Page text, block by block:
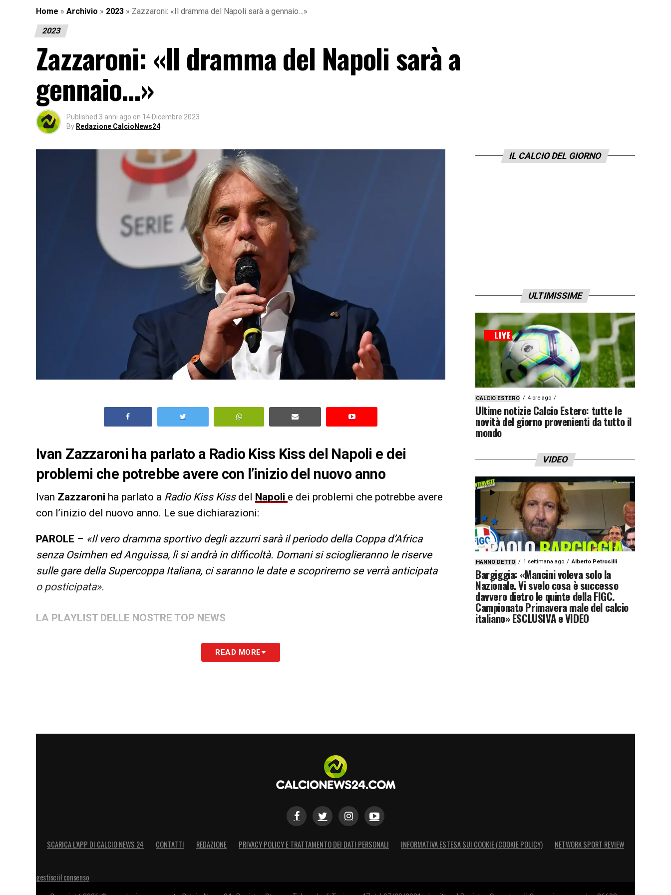
Home » Archivio » 2023 » Zazzaroni: «Il dramma del Napoli sarà a gennaio…»
2023
Zazzaroni: «Il dramma del Napoli sarà a
gennaio…»
Published 3 anni ago on 14 Dicembre 2023
By Redazione CalcioNews24
Ivan Zazzaroni ha parlato a Radio Kiss Kiss del Napoli e dei
problemi che potrebbe avere con l’inizio del nuovo anno
Ivan Zazzaroni ha parlato a Radio Kiss Kissdel Napoli e dei problemi che potrebbe avere
con l’inizio del nuovo anno. Le sue dichiarazioni:
PAROLE – «Il vero dramma sportivo degli azzurri sarà il periodo della Coppa d’Africa
senza Osimhen ed Anguissa, lì si andrà in difficoltà. Domani si scioglieranno le riserve
sulle gare della Supercoppa Italiana, ci saranno le date e scopriremo se verrà anticipata
o posticipata».
LA PLAYLIST DELLE NOSTRE TOP NEWS
READ MORE
IL CALCIO DEL GIORNO
ULTIMISSIME
CALCIO ESTERO 4 ore ago
Ultime notizie Calcio Estero: tutte le
novità del giorno provenienti da tutto il
mondo
VIDEO
HANNO DETTO 1 settimana ago Alberto Petrosilli
Bargiggia: «Mancini voleva solo la
Nazionale. Vi svelo cosa è successo
davvero dietro le quinte della FIGC.
Campionato Primavera male del calcio
italiano» ESCLUSIVA e VIDEO
SCARICA L’APP DI CALCIO NEWS 24 CONTATTI REDAZIONE PRIVACY POLICY E TRATTAMENTO DEI DATI PERSONALI INFORMATIVA ESTESA SUI COOKIE (COOKIE POLICY) NETWORK SPORT REVIEW
gestisci il consenso